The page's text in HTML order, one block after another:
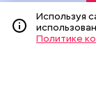
Издание
средств
На сайте
Используя
Политике